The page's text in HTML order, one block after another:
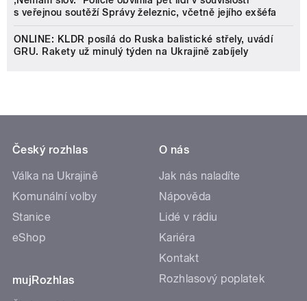
s veřejnou soutěží Správy železnic, včetně jejího exšéfa
ONLINE: KLDR posílá do Ruska balistické střely, uvádí
GRU. Rakety už minulý týden na Ukrajině zabíjely
Český rozhlas
Válka na Ukrajině
Komunální volby
Stanice
eShop
mujRozhlas
O nás
Jak nás naladíte
Nápověda
Lidé v rádiu
Kariéra
Kontakt
Rozhlasový poplatek